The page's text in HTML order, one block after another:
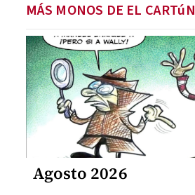
MÁS MONOS DE EL CARTúN
Agosto 2026